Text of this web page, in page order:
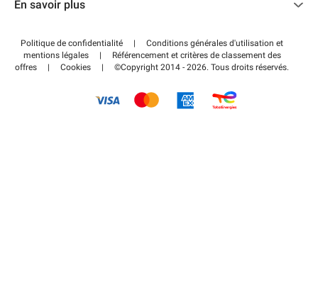
Centre d'aide
Régler votre stationnement FLOW
En savoir plus
Wiki
Guide du stationnement
Politique de confidentialité |
Conditions générales d'utilisation et
mentions légales
|
Référencement et critères de classement des
offres
| Cookies | ©Copyright 2014 - 2026. Tous droits réservés.